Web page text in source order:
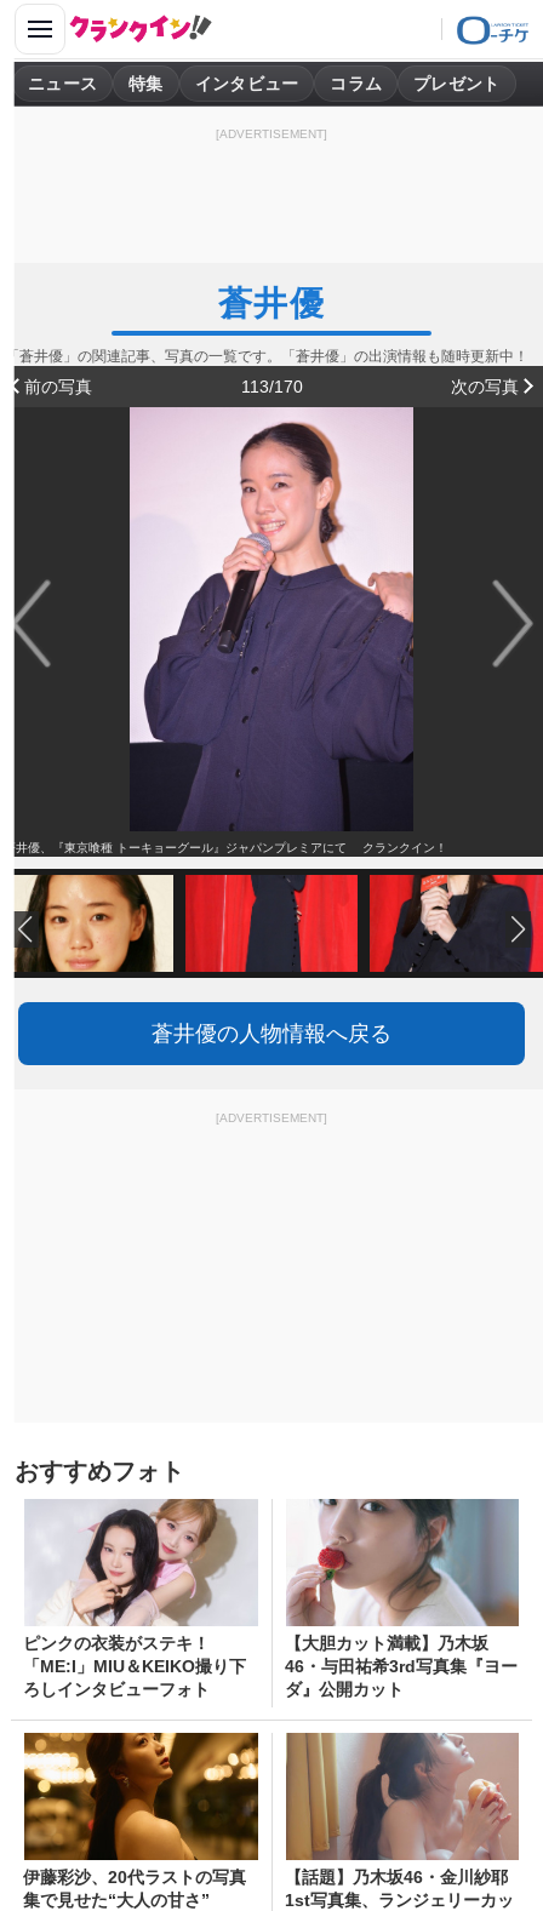
ニュース 特集 インタビュー コラム プレゼント
[ADVERTISEMENT]
蒼井優
「蒼井優」の関連記事、写真の一覧です。「蒼井優」の出演情報も随時更新中！
前の写真 113/170 次の写真
蒼井優、『東京喰種 トーキョーグール』ジャパンプレミアにて クランクイン！
蒼井優の人物情報へ戻る
[ADVERTISEMENT]
おすすめフォト
ピンクの衣装がステキ！
「ME:I」MIU＆KEIKO撮り下
ろしインタビューフォト
【大胆カット満載】乃木坂
46・与田祐希3rd写真集『ヨー
ダ』公開カット
伊藤彩沙、20代ラストの写真
集で見せた“大人の甘さ”
【話題】乃木坂46・金川紗耶
1st写真集、ランジェリーカッ